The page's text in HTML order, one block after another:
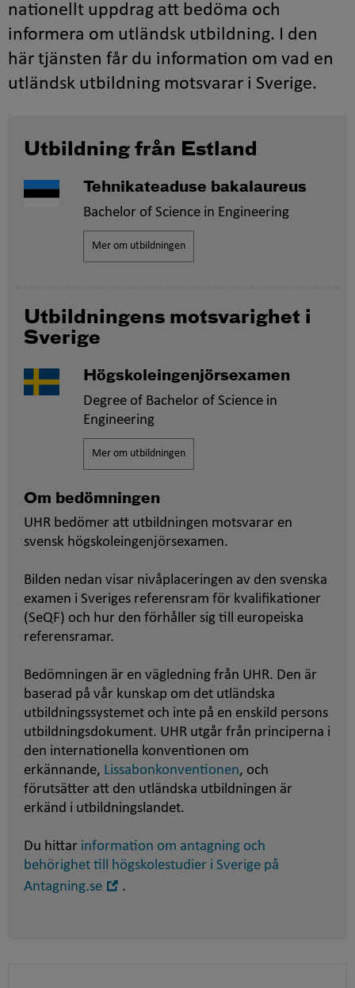
nationellt uppdrag att bedöma och
informera om utländsk utbildning. I den
här tjänsten får du information om vad en
utländsk utbildning motsvarar i Sverige.
Utbildning från Estland
Tehnikateaduse bakalaureus
Bachelor of Science in Engineering
Mer om utbildningen
Utbildningens motsvarighet i
Sverige
Högskoleingenjörsexamen
Degree of Bachelor of Science in
Engineering
Mer om utbildningen
Om bedömningen
UHR bedömer att utbildningen motsvarar en
svensk högskoleingenjörsexamen.
Bilden nedan visar nivåplaceringen av den svenska
examen i Sveriges referensram för kvalifikationer
(SeQF) och hur den förhåller sig till europeiska
referensramar.
Bedömningen är en vägledning från UHR. Den är
baserad på vår kunskap om det utländska
utbildningssystemet och inte på en enskild persons
utbildningsdokument. UHR utgår från principerna i
den internationella konventionen om
erkännande, Lissabonkonventionen, och
förutsätter att den utländska utbildningen är
erkänd i utbildningslandet.
Du hittar information om antagning och
behörighet till högskolestudier i Sverige på
Antagning.se
.